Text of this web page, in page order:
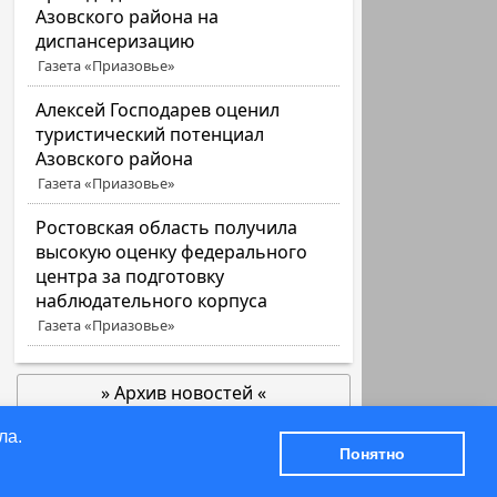
Понятно
Азовского района на
диспансеризацию
Газета «Приазовье»
Алексей Господарев оценил
туристический потенциал
Азовского района
Газета «Приазовье»
Ростовская область получила
высокую оценку федерального
центра за подготовку
наблюдательного корпуса
Газета «Приазовье»
» Архив новостей «
позже
Азов: ретрофото по заявке читателей НАГ.РУ
Политика конфиденциальности